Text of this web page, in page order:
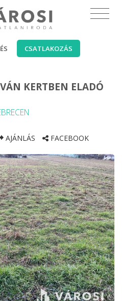
CSATLAKOZÁS
KERTBEN ELADÓ
AJÁNLÁS FACEBOOK